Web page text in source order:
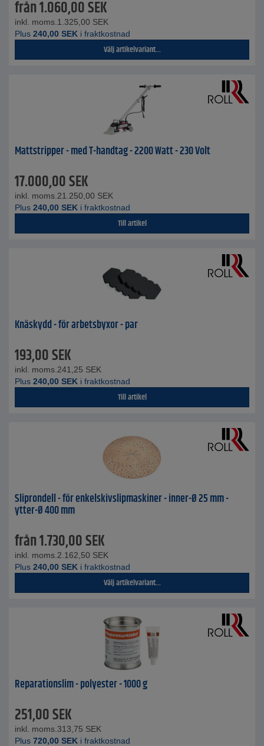
från1.060,00SEK
inkl. moms. 1.325,00 SEK
Plus 240,00 SEK i fraktkostnad
Välj artikelvariant...
Mattstripper - med T-handtag - 2200 Watt - 230 Volt
17.000,00SEK
inkl. moms. 21.250,00 SEK
Plus 240,00 SEK i fraktkostnad
Till artikel
Knäskydd - för arbetsbyxor - par
193,00SEK
inkl. moms. 241,25 SEK
Plus 240,00 SEK i fraktkostnad
Till artikel
Sliprondell - för enkelskivslipmaskiner - inner-Ø 25 mm -
ytter-Ø 400 mm
från1.730,00SEK
inkl. moms. 2.162,50 SEK
Plus 240,00 SEK i fraktkostnad
Välj artikelvariant...
Reparationslim - polyester - 1000 g
251,00SEK
inkl. moms. 313,75 SEK
Plus 720,00 SEK i fraktkostnad